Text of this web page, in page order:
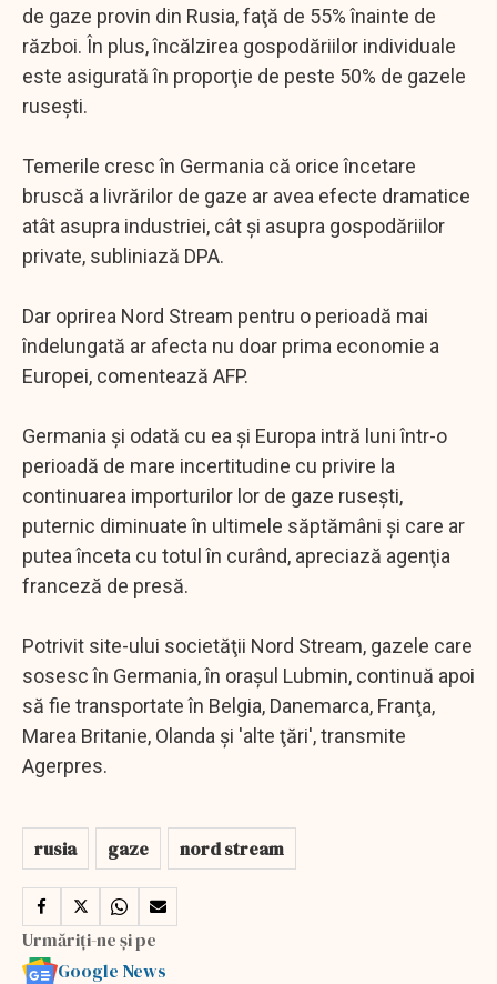
de gaze provin din Rusia, faţă de 55% înainte de
război. În plus, încălzirea gospodăriilor individuale
este asigurată în proporţie de peste 50% de gazele
ruseşti.
Temerile cresc în Germania că orice încetare
bruscă a livrărilor de gaze ar avea efecte dramatice
atât asupra industriei, cât şi asupra gospodăriilor
private, subliniază DPA.
Dar oprirea Nord Stream pentru o perioadă mai
îndelungată ar afecta nu doar prima economie a
Europei, comentează AFP.
Germania şi odată cu ea şi Europa intră luni într-o
perioadă de mare incertitudine cu privire la
continuarea importurilor lor de gaze ruseşti,
puternic diminuate în ultimele săptămâni şi care ar
putea înceta cu totul în curând, apreciază agenţia
franceză de presă.
Potrivit site-ului societăţii Nord Stream, gazele care
sosesc în Germania, în oraşul Lubmin, continuă apoi
să fie transportate în Belgia, Danemarca, Franţa,
Marea Britanie, Olanda şi 'alte ţări', transmite
Agerpres.
rusia gaze nord stream
Urmăriți-ne și pe
Google News